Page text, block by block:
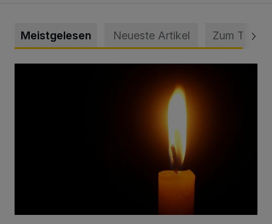
Meistgelesen Neueste Artikel Zum Thema